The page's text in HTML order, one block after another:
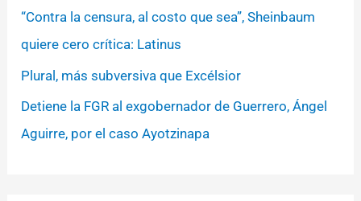
“Contra la censura, al costo que sea”, Sheinbaum
quiere cero crítica: Latinus
Plural, más subversiva que Excélsior
Detiene la FGR al exgobernador de Guerrero, Ángel
Aguirre, por el caso Ayotzinapa